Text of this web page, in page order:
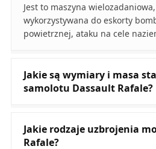
Jest to maszyna
wykorzystywana do eskorty
powietrznej, ataku na cele
Jakie są wymiary i masa
samolotu Dassault Rafale?
Jakie rodzaje uzbrojenia
Rafale?